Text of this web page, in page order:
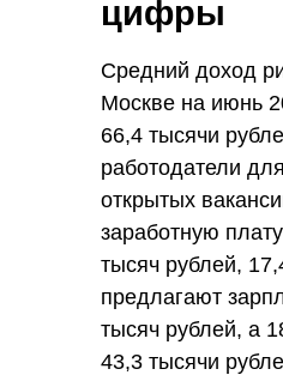
директора
вторичной
Москве чаще
процентное
стоимости
вот только это не
1,5-3%, что
конкретного
цены и вида
недвижимости.
цифры
Средний доход
Москве на июнь
66,4 тысячи
работодатели
открытых
заработную
тысяч рублей,
предлагают
тысяч рублей, а
43,3 тысячи